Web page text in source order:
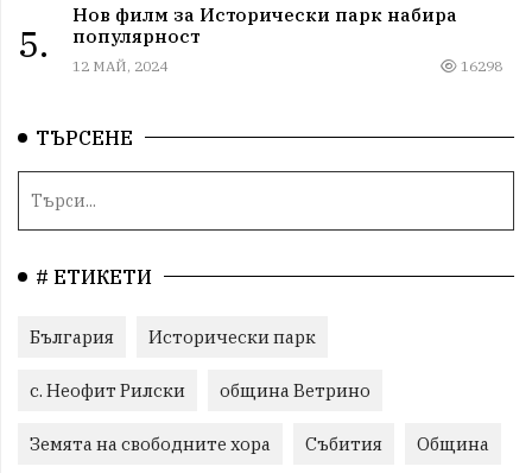
5.
Нов филм за Исторически парк набира
популярност
12 МАЙ, 2024 16298
ТЪРСЕНЕ
# ЕТИКЕТИ
България Исторически парк
с. Неофит Рилски община Ветрино
Земята на свободните хора Събития Община